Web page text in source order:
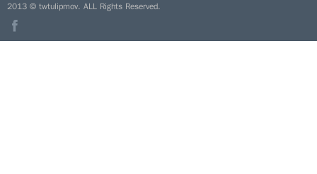
2013 © twtulipmov. ALL Rights Reserved.